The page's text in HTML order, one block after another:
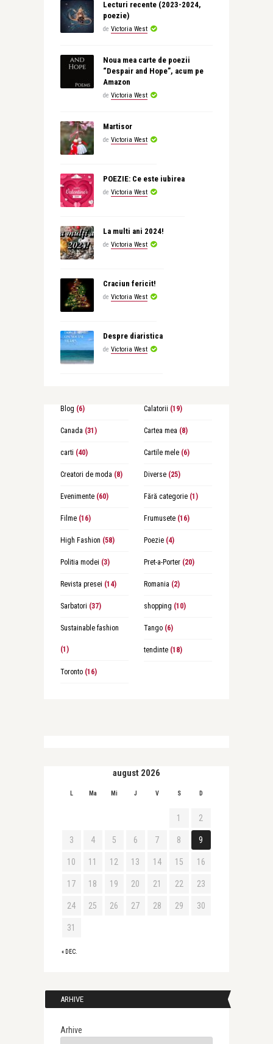
Lecturi recente (2023-2024,
poezie)
de Victoria West
Noua mea carte de poezii
“Despair and Hope”, acum pe
Amazon
de Victoria West
Martisor
de Victoria West
POEZIE: Ce este iubirea
de Victoria West
La multi ani 2024!
de Victoria West
Craciun fericit!
de Victoria West
Despre diaristica
de Victoria West
Blog (6) Calatorii (19)
Canada (31) Cartea mea (8)
carti (40) Cartile mele(6)
Creatori de moda (8) Diverse(25)
Evenimente(60) Fără categorie(1)
Filme(16) Frumusete(16)
High Fashion (58) Poezie(4)
Politia modei (3) Pret-a-Porter(20)
Revista presei (14) Romania (2)
Sarbatori (37) shopping (10)
Sustainable fashion
(1)
Tango(6)
tendinte(18)
Toronto(16)
august 2026
L Ma Mi J V S D
« DEC.
1 2
3 4 5 6 7 8 9
10 11 12 13 14 15 16
17 18 19 20 21 22 23
24 25 26 27 28 29 30
31
ARHIVE
Arhive